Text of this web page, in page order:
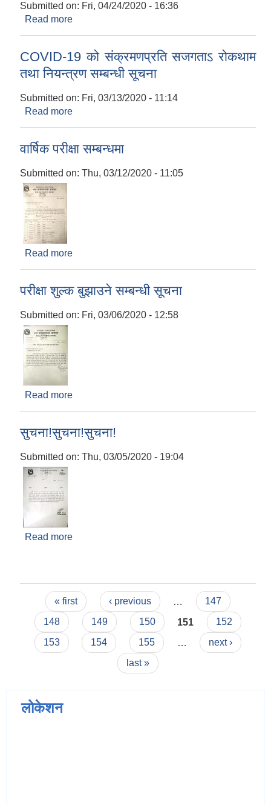
Submitted on: Fri, 04/24/2020 - 16:36
Read more
COVID-19 को संक्रमणप्रति सजगताऽ रोकथाम
तथा नियन्त्रण सम्बन्धी सूचना
Submitted on: Fri, 03/13/2020 - 11:14
Read more
वार्षिक परीक्षा सम्बन्धमा
Submitted on: Thu, 03/12/2020 - 11:05
Read more
परीक्षा शुल्क बुझाउने सम्बन्धी सूचना
Submitted on: Fri, 03/06/2020 - 12:58
Read more
सुचना!सुचना!सुचना!
Submitted on: Thu, 03/05/2020 - 19:04
Read more
Pages« first ‹ previous
147
148
149 150 151
152
153
154 155
next ›
last »
लोकेशन